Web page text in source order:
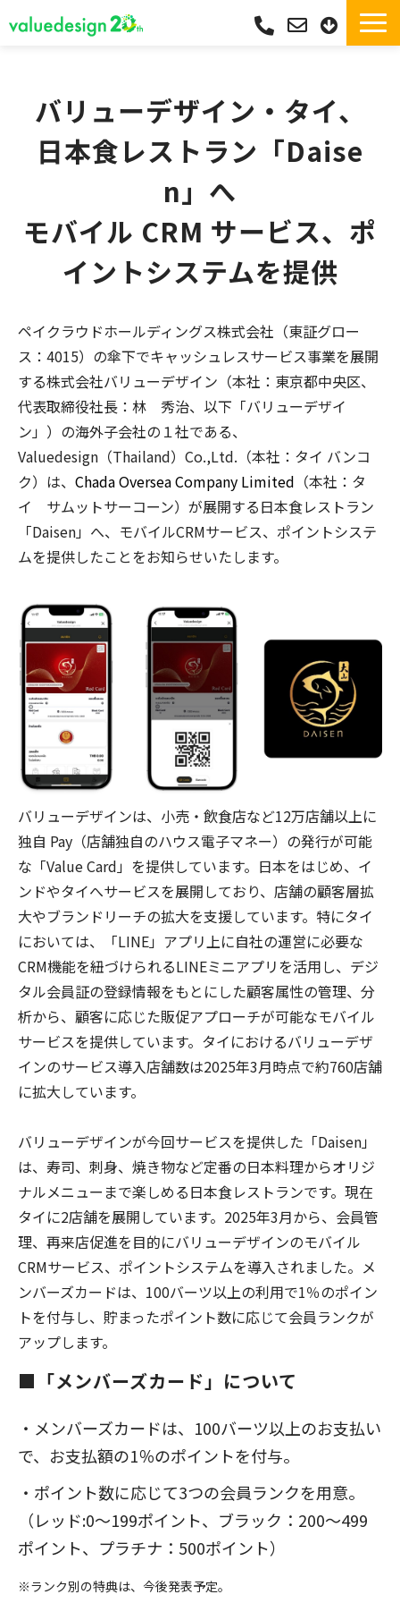
選ばれる理由
サポート
導入実績
導入フロー
活用シーン
よくあるご質問
バリューデザイン・タイ、
日本食レストラン「Daise
n」へ
モバイル CRM サービス、ポ
イントシステムを提供
ペイクラウドホールディングス株式会社（東証グロー
ス：4015）の傘下でキャッシュレスサービス事業を展開
する株式会社バリューデザイン（本社：東京都中央区、
代表取締役社長：林 秀治、以下「バリューデザイ
ン」）の海外子会社の１社である、
Valuedesign（Thailand）Co.,Ltd.（本社：タイ バンコ
ク）は、 Chada Oversea Company Limited （本社：タ
イ サムットサーコーン）が展開する日本食レストラン
「Daisen」へ、モバイルCRMサービス、ポイントシステ
ムを提供したことをお知らせいたします。
バリューデザインは、小売・飲食店など12万店舗以上に
独自 Pay（店舗独自のハウス電子マネー）の発行が可能
な「Value Card」を提供しています。日本をはじめ、イ
ンドやタイへサービスを展開しており、店舗の顧客層拡
大やブランドリーチの拡大を支援しています。特にタイ
においては、「LINE」アプリ上に自社の運営に必要な
CRM機能を紐づけられるLINEミニアプリを活用し、デジ
タル会員証の登録情報をもとにした顧客属性の管理、分
析から、顧客に応じた販促アプローチが可能なモバイル
サービスを提供しています。タイにおけるバリューデザ
インのサービス導入店舗数は2025年3月時点で約760店舗
に拡大しています。
バリューデザインが今回サービスを提供した「Daisen」
は、寿司、刺身、焼き物など定番の日本料理からオリジ
ナルメニューまで楽しめる日本食レストランです。現在
タイに2店舗を展開しています。2025年3月から、会員管
理、再来店促進を目的にバリューデザインのモバイル
CRMサービス、ポイントシステムを導入されました。メ
ンバーズカードは、100バーツ以上の利用で1％のポイン
トを付与し、貯まったポイント数に応じて会員ランクが
アップします。
■「メンバーズカード」について
・メンバーズカードは、100バーツ以上のお支払い
で、お支払額の1％のポイントを付与。
・ポイント数に応じて3つの会員ランクを用意。
（レッド:0～199ポイント、ブラック：200～499
ポイント、プラチナ：500ポイント）
※ランク別の特典は、今後発表予定。